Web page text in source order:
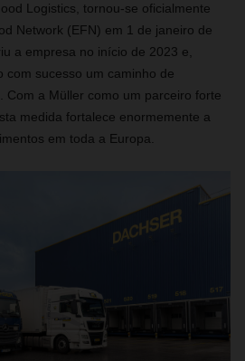
Logistics, tornou-se oficialmente
Network (EFN) em 1 de janeiro de
a empresa no início de 2023 e,
com sucesso um caminho de
Com a Müller como um parceiro forte
medida fortalece enormemente a
em toda a Europa.